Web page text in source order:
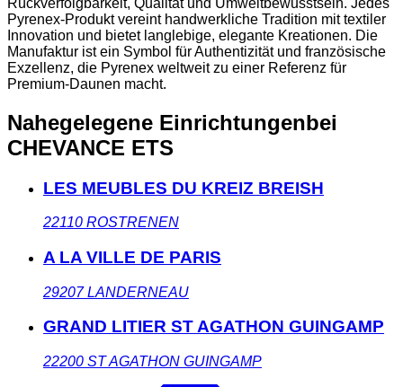
Pyrenex-Produkt vereint handwerkliche Tradition mit textiler
Innovation und bietet langlebige, elegante Kreationen. Die
Manufaktur ist ein Symbol für Authentizität und französische
Exzellenz, die Pyrenex weltweit zu einer Referenz für
Premium-Daunen macht.
Nahegelegene Einrichtungenbei
CHEVANCE ETS
LES MEUBLES DU KREIZ BREISH
22110 ROSTRENEN
A LA VILLE DE PARIS
29207 LANDERNEAU
GRAND LITIER ST AGATHON GUINGAMP
22200 ST AGATHON GUINGAMP